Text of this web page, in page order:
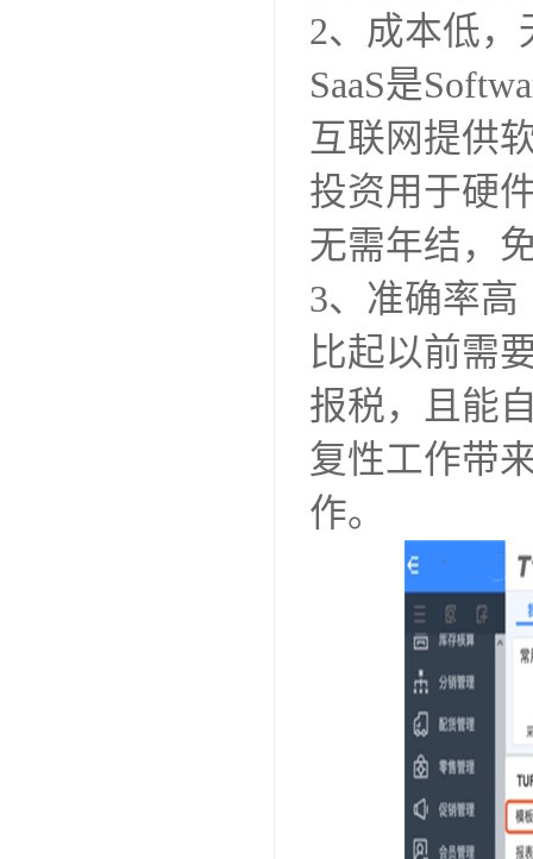
2、成本低
SaaS是
互联网提供
投资用于硬
无需年结，
3、准确率高
比起以前需
报税，且能
复性工作带
作。